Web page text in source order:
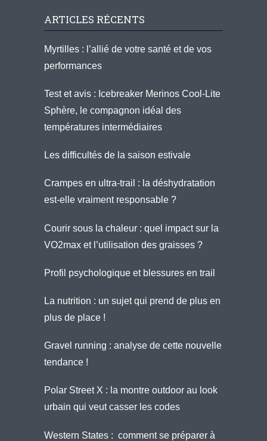
ARTICLES RÉCENTS
Myrtilles : l’allié de votre santé et de vos
performances
Test et avis : Icebreaker Merinos Cool-Lite
Sphère, le compagnon idéal des
températures intermédiaires
Les difficultés de la saison estivale
Crampes en ultra-trail : la déshydratation
est-elle vraiment responsable ?
Courir sous la chaleur : quel impact sur la
VO2max et l’utilisation des graisses ?
Profil psychologique et blessures en trail
La nutrition : un sujet qui prend de plus en
plus de place !
Gravel running : analyse de cette nouvelle
tendance !
Polar Street X : la montre outdoor au look
urbain qui veut casser les codes
Western States : comment se préparer à